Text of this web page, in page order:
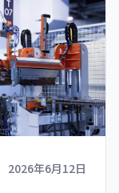
2026年6月12日